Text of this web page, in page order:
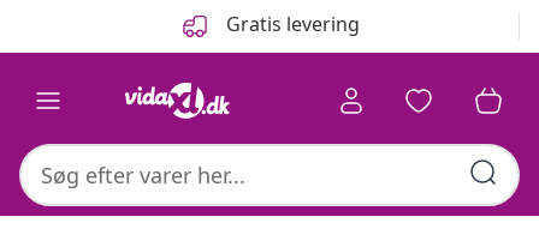
Gratis levering